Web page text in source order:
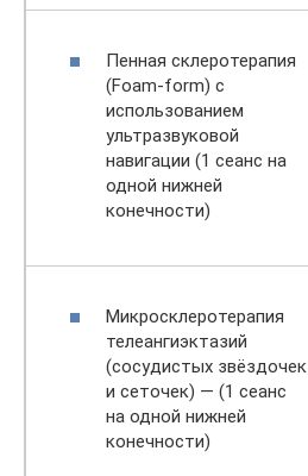
Пенная склеротерапия
(Foam-form) с
использованием
ультразвуковой
навигации (1 сеанс на
одной нижней
конечности)
Микросклеротерапия
телеангиэктазий
(сосудистых звёздочек
и сеточек) — (1 сеанс
на одной нижней
конечности)